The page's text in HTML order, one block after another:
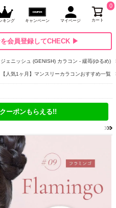
キング キャンペーン マイページ カート
0
会員登録してCHECK ▶
ジェニッシュ (GENISH) カラコン - 緩苺(ゆるめ)
【人気1ヶ月】マンスリーカラコンおすすめ一覧
ーポンもらえる!!